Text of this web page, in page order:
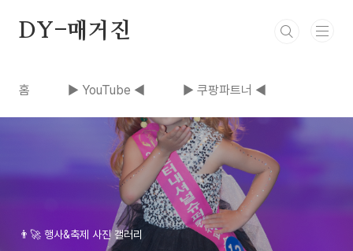
DY-매거진
홈 ▶ YouTube ◀ ▶ 쿠팡파트너 ◀
👨‍🚀 행사&축제 사진 갤러리